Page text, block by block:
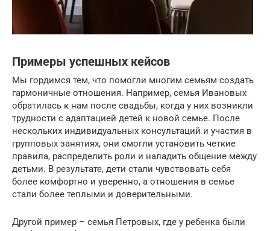
Примеры успешных кейсов
Мы гордимся тем, что помогли многим семьям создать
гармоничные отношения. Например, семья Ивановых
обратилась к нам после свадьбы, когда у них возникли
трудности с адаптацией детей к новой семье. После
нескольких индивидуальных консультаций и участия в
групповых занятиях, они смогли установить четкие
правила, распределить роли и наладить общение между
детьми. В результате, дети стали чувствовать себя
более комфортно и уверенно, а отношения в семье
стали более теплыми и доверительными.
Другой пример – семья Петровых, где у ребенка были